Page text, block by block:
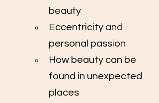
beauty
Eccentricity and
personal passion
How beauty can be
found in unexpected
places